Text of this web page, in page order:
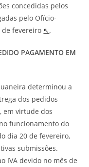
concedidas pelos
pelo Ofício-
de fevereiro ↖.
PAGAMENTO EM
determinou a
dos pedidos
em virtude dos
funcionamento do
dia 20 de fevereiro,
submissões.
IVA devido no mês de